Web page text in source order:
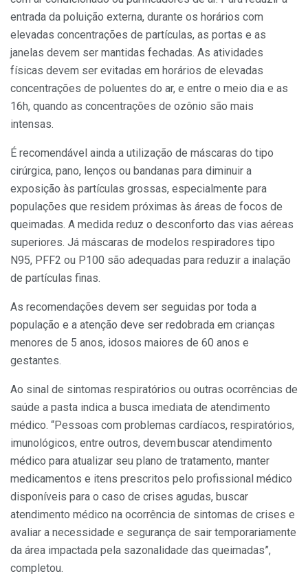
entrada da poluição externa, durante os horários com
elevadas concentrações de partículas, as portas e as
janelas devem ser mantidas fechadas. As atividades
físicas devem ser evitadas em horários de elevadas
concentrações de poluentes do ar, e entre o meio dia e as
16h, quando as concentrações de ozônio são mais
intensas.
É recomendável ainda a utilização de máscaras do tipo
cirúrgica, pano, lenços ou bandanas para diminuir a
exposição às partículas grossas, especialmente para
populações que residem próximas às áreas de focos de
queimadas. A medida reduz o desconforto das vias aéreas
superiores. Já máscaras de modelos respiradores tipo
N95, PFF2 ou P100 são adequadas para reduzir a inalação
de partículas finas.
As recomendações devem ser seguidas por toda a
população e a atenção deve ser redobrada em crianças
menores de 5 anos, idosos maiores de 60 anos e
gestantes.
Ao sinal de sintomas respiratórios ou outras ocorrências de
saúde a pasta indica a busca imediata de atendimento
médico. “Pessoas com problemas cardíacos, respiratórios,
imunológicos, entre outros, devem buscar atendimento
médico para atualizar seu plano de tratamento, manter
medicamentos e itens prescritos pelo profissional médico
disponíveis para o caso de crises agudas, buscar
atendimento médico na ocorrência de sintomas de crises e
avaliar a necessidade e segurança de sair temporariamente
da área impactada pela sazonalidade das queimadas”,
completou.